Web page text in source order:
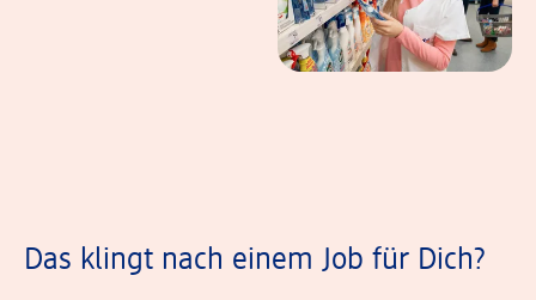
Das klingt nach einem Job für Dich?